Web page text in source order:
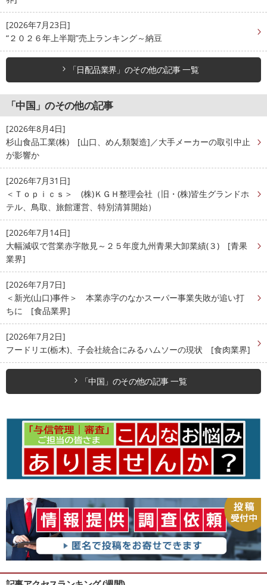
[2026年7月23日]
“２０２６年上半期”売上ランキング～納豆
「日配品業界」のその他の記事 一覧
「中国」のその他の記事
[2026年8月4日]
杉山食品工業(株) [山口、めん類製造]／大手メーカーの取引中止
が影響か
[2026年7月31日]
＜Ｔｏｐｉｃｓ＞ (株)ＫＧＨ整理会社（旧・(株)皆生グランドホ
テル、鳥取、旅館運営、特別清算開始）
[2026年7月14日]
大幅減収で営業赤字散見～２５年度九州青果大卸業績(３) [青果
業界]
[2026年7月7日]
＜新光(山口)事件＞ 本業赤字のなかスーパー事業失敗が追い打
ちに [食品業界]
[2026年7月2日]
フードリエ(栃木)、子会社統合にみるハムソーの現状 [食肉業界]
「中国」のその他の記事 一覧